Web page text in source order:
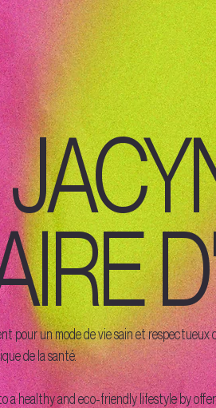
pour un mode de vie sain et
de la santé.
a healthy and eco-friendly lifestyle by